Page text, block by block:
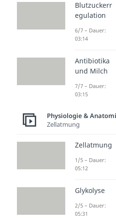
Wie
zur
Damit das
arbeiten
sind
ist hier der
Vorhof. Er
Blutzuckerr
egulation
6/7 – Dauer:
03:14
Antibiotika
und Milch
7/7 – Dauer:
03:15
Physiologie &
Zellatmung
Zellatmung
1/5 – Dauer:
05:12
Glykolyse
2/5 – Dauer:
05:31